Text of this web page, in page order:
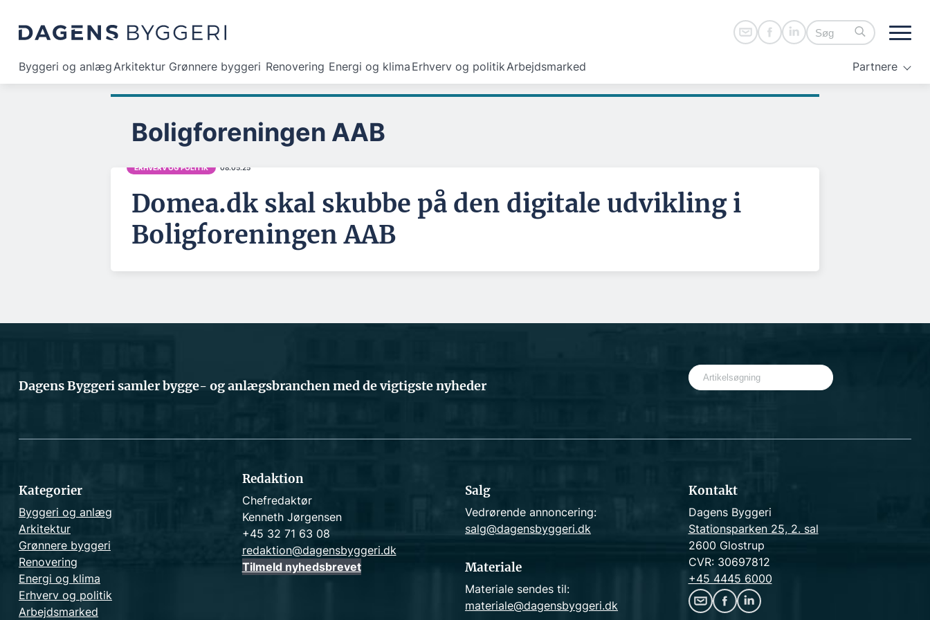
Byggeri og anlægArkitektur Grønnere byggeri Renovering Energi og klima Erhverv og politikArbejdsmarked Partnere
Boligforeningen AAB
ERHVERV OG POLITIK 08.05.25
Domea.dk skal skubbe på den digitale udvikling i
Boligforeningen AAB
Dagens Byggeri samler bygge- og anlægsbranchen med de vigtigste nyheder
S
e
c
Kategorier
Byggeri og anlæg
Arkitektur
Grønnere byggeri
Renovering
Energi og klima
Erhverv og politik
Arbejdsmarked
Redaktion
Chefredaktør
Kenneth Jørgensen
+45 32 71 63 08
redaktion@dagensbyggeri.dk
Tilmeld nyhedsbrevet
Salg
Vedrørende annoncering:
salg@dagensbyggeri.dk
Materiale
Materiale sendes til:
materiale@dagensbyggeri.dk
Kontakt
Dagens Byggeri
Stationsparken 25, 2. sal
2600 Glostrup
CVR: 30697812
+45 4445 6000